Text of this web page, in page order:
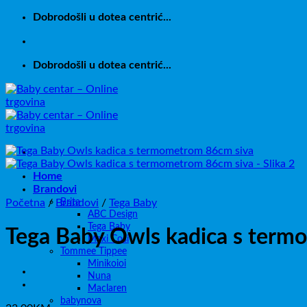
Skip
content
Dobrodošli u dotea centrić...
Dobrodošli u dotea centrić...
Home
Brandovi
Brita
ABC Design
Tega Baby
Maxi Cosi
Tommee Tippee
Minikoioi
Nuna
Maclaren
babynova
Početna / Brandovi / Tega Baby
Tega Baby Owls kadica s